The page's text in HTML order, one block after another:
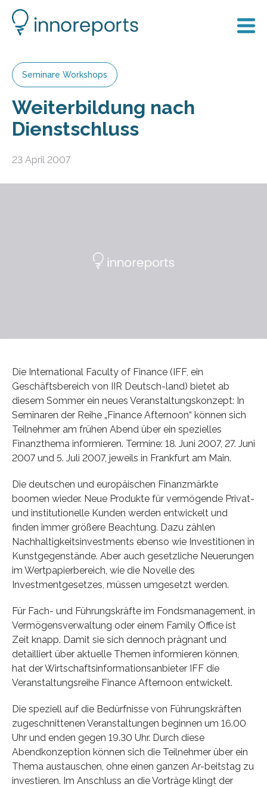
Seminare Workshops
Weiterbildung nach
Dienstschluss
23 April 2007
Die International Faculty of Finance (IFF, ein
Geschäftsbereich von IIR Deutsch-land) bietet ab
diesem Sommer ein neues Veranstaltungskonzept: In
Seminaren der Reihe „Finance Afternoon“ können sich
Teilnehmer am frühen Abend über ein spezielles
Finanzthema informieren. Termine: 18. Juni 2007, 27. Juni
2007 und 5. Juli 2007, jeweils in Frankfurt am Main.
Die deutschen und europäischen Finanzmärkte
boomen wieder. Neue Produkte für vermögende Privat-
und institutionelle Kunden werden entwickelt und
finden immer größere Beachtung. Dazu zählen
Nachhaltigkeitsinvestments ebenso wie Investitionen in
Kunstgegenstände. Aber auch gesetzliche Neuerungen
im Wertpapierbereich, wie die Novelle des
Investmentgesetzes, müssen umgesetzt werden.
Für Fach- und Führungskräfte im Fondsmanagement, in
Vermögensverwaltung oder einem Family Office ist
Zeit knapp. Damit sie sich dennoch prägnant und
detailliert über aktuelle Themen informieren können,
hat der Wirtschaftsinformationsanbieter IFF die
Veranstaltungsreihe Finance Afternoon entwickelt.
Die speziell auf die Bedürfnisse von Führungskräften
zugeschnittenen Veranstaltungen beginnen um 16.00
Uhr und enden gegen 19.30 Uhr. Durch diese
Abendkonzeption können sich die Teilnehmer über ein
Thema austauschen, ohne einen ganzen Ar-beitstag zu
investieren. Im Anschluss an die Vorträge klingt der